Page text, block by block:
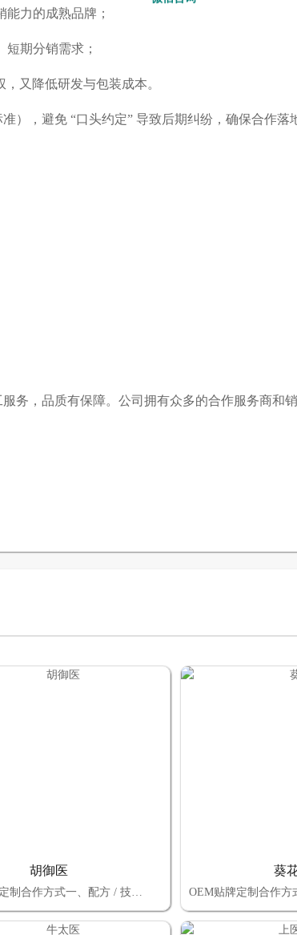
能力的成熟品牌；
短期分销需求；
又降低研发与包装成本。
），避免 “口头约定” 导致后期纠纷，确保合作落
务，品质有保障。公司拥有众多的合作服务商和
胡御医
OEM贴牌定制合作方式一、配方 / 技术选择：自有配方定制 vs 厂家成熟配方二、品牌归属选择：自有商标 vs 厂家商标三、包装设计选择：自有设计（厂家审核） vs 厂家全包总结：OEM 贴牌定制的核心决策逻辑 选择上述三大模块的合作方式时，本质是平衡 “控制权、成本、效率” 三者的关系：若追求高控制权 + 长期品牌价值：优先
葵